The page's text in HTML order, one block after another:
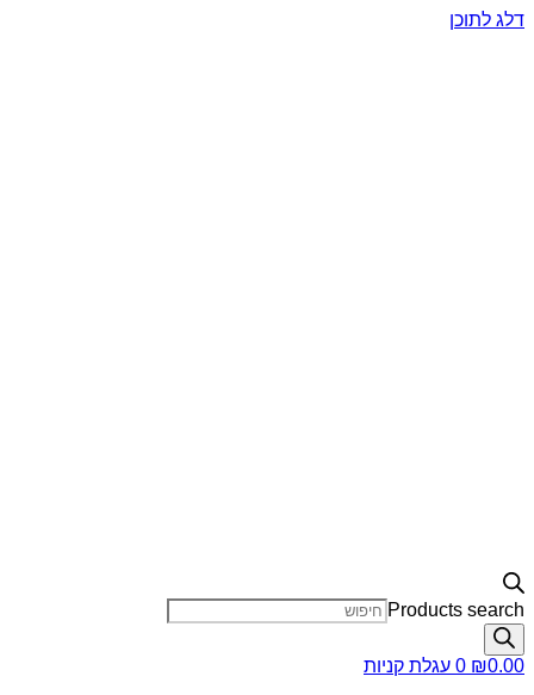
דלג לתוכן
Products search
₪0.00
0 עגלת קניות